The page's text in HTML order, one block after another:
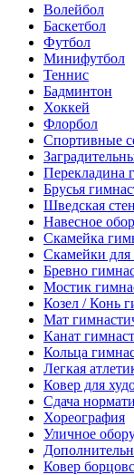
Волейбол
Баскетбол
Футбол
Минифутбол
Теннис
Бадминтон
Хоккей
Флорбол
Спортивные
Перекладина
Брусья
Шведская
Навесное
Скамейка
Скамейки для
Бревно
Мостик
Козел / Конь
Мат
Канат
Кольца
Легкая
Ковер для
Сдача
Хореография
Уличное
Ковер